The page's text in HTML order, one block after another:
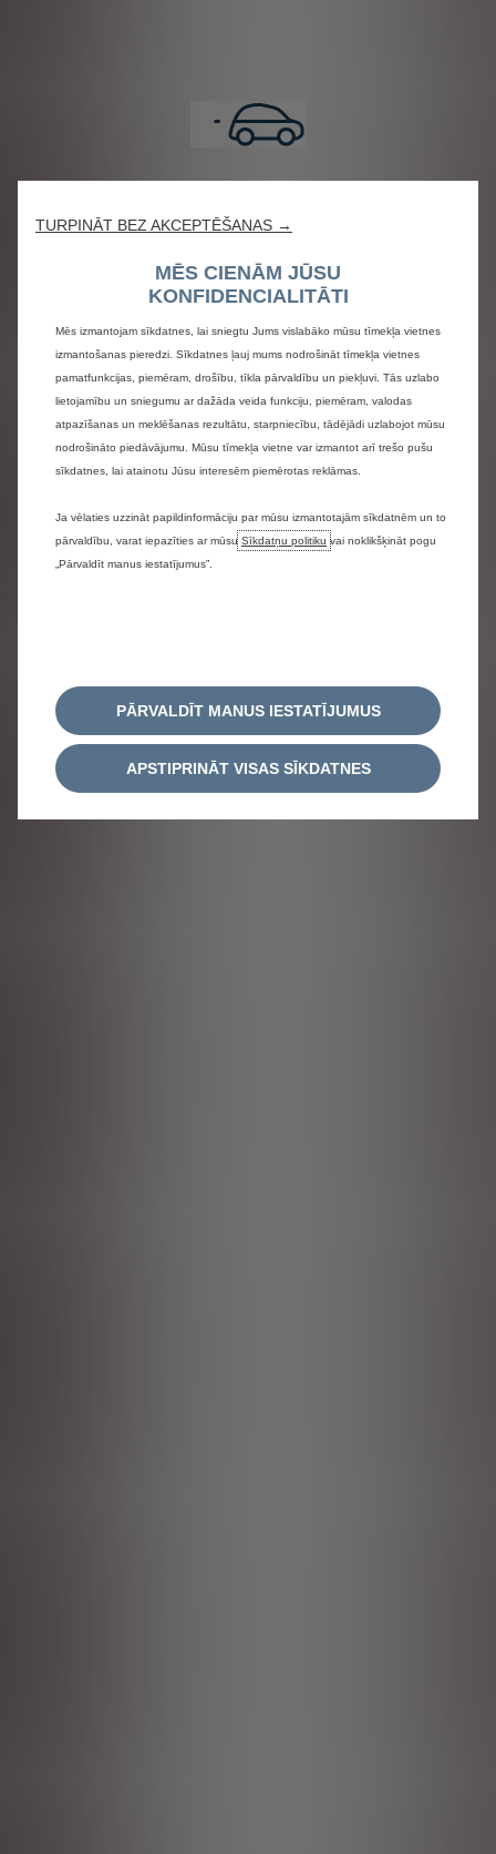
TURPINĀT BEZ AKCEPTĒŠANAS →
MĒS CIENĀM JŪSU
KONFIDENCIALITĀTI
Mēs izmantojam sīkdatnes, lai sniegtu Jums vislabāko mūsu tīmekļa vietnes
izmantošanas pieredzi. Sīkdatnes ļauj mums nodrošināt tīmekļa vietnes
pamatfunkcijas, piemēram, drošību, tīkla pārvaldību un piekļuvi. Tās uzlabo
lietojamību un sniegumu ar dažāda veida funkciju, piemēram, valodas
atpazīšanas un meklēšanas rezultātu, starpniecību, tādējādi uzlabojot mūsu
nodrošināto piedāvājumu. Mūsu tīmekļa vietne var izmantot arī trešo pušu
sīkdatnes, lai atainotu Jūsu interesēm piemērotas reklāmas.
Ja vēlaties uzzināt papildinformāciju par mūsu izmantotajām sīkdatnēm un to
pārvaldību, varat iepazīties ar mūsu Sīkdatņu politiku vai noklikšķināt pogu
„Pārvaldīt manus iestatījumus”.
PĀRVALDĪT MANUS IESTATĪJUMUS
APSTIPRINĀT VISAS SĪKDATNES